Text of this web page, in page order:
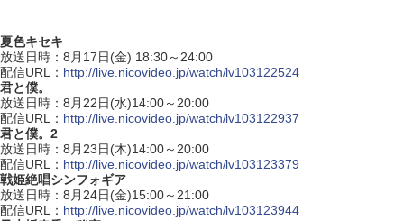
夏色キセキ
放送日時：8月17日(金) 18:30～24:00
配信URL： http://live.nicovideo.jp/watch/lv103122524
君と僕。
放送日時：8月22日(水)14:00～20:00
配信URL： http://live.nicovideo.jp/watch/lv103122937
君と僕。2
放送日時：8月23日(木)14:00～20:00
配信URL： http://live.nicovideo.jp/watch/lv103123379
戦姫絶唱シンフォギア
放送日時：8月24日(金)15:00～21:00
配信URL： http://live.nicovideo.jp/watch/lv103123944